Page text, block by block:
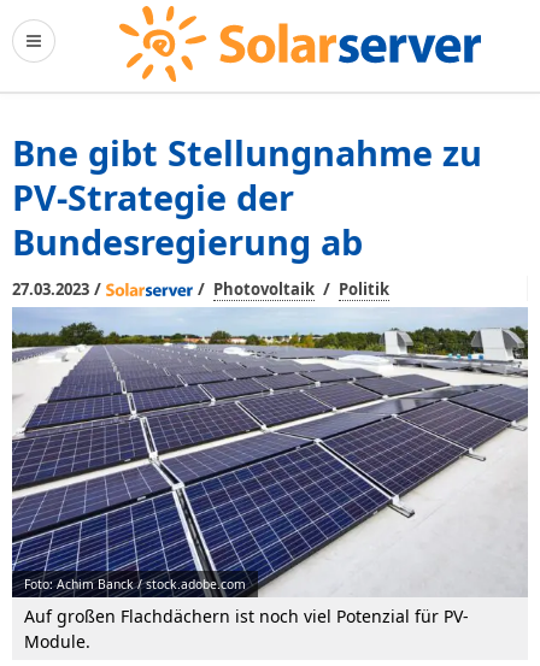
Bne gibt Stellungnahme zu
PV-Strategie der
Bundesregierung ab
27.03.2023 / / Photovoltaik / Politik
Foto: Achim Banck / stock.adobe.com
Auf großen Flachdächern ist noch viel Potenzial für PV-
Module.